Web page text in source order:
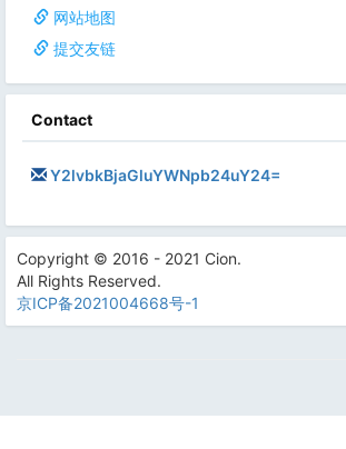
网站地图
提交友链
Contact
Y2lvbkBjaGluYWNpb24uY24=
Copyright © 2016 - 2021 Cion.
All Rights Reserved.
京ICP备2021004668号-1